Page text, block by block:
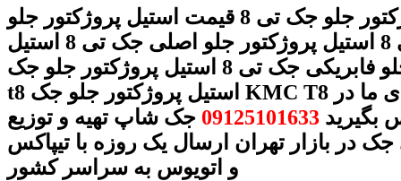
استیل پروژکتور جلو جک تی 8 قیمت استیل پروژکتور جلو
جک تی 8 استیل پروژکتور جلو اصلی جک تی 8 استیل
پروژکتور جلو فابریکی جک تی 8 استیل پروژکتور جلو جک
t8 استیل پروژکتور جلو جک KMC T8 با شماره های ما در
بگیرید 09125101633 جک شاپ تهیه و توزیع
جک در بازار تهران ارسال یک روزه با تیپاکس
و اتویوس به سراسر کشور